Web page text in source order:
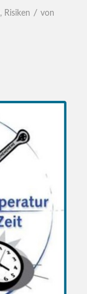
, Risiken / von